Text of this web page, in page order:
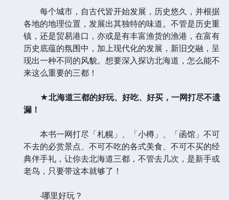
每个城市，自古代皆开始发展，历史悠久，并根据
各地的地理位置，发展出其独特的味道。不管是历史重
镇，还是贸易港口，亦或是有丰富渔货的渔港，在富有
历史底蕴的氛围中，加上现代化的发展，新旧交融，呈
现出一种不同的风貌。想要深入探访北海道，怎么能不
来这么重要的三都！
★北海道三都的好玩、好吃、好买，一网打尽不遗
漏！
本书一网打尽「札幌」、「小樽」、「函馆」不可
不去的必赏景点、不可不吃的各式美食、不可不买的经
典伴手礼，让你去北海道三都，不管去几次，是新手或
老鸟，只要带这本就够了！
‧哪里好玩？